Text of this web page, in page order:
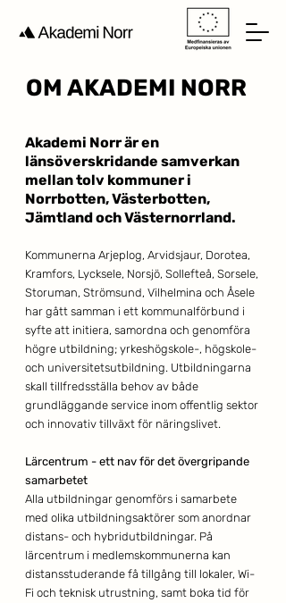
OM AKADEMI NORR
Akademi Norr är en
länsöverskridande samverkan
mellan tolv kommuner i
Norrbotten, Västerbotten,
Jämtland och Västernorrland. ​
Kommunerna Arjeplog, Arvidsjaur, Dorotea,
Kramfors, Lycksele, Norsjö, Sollefteå, Sorsele,
Storuman, Strömsund, Vilhelmina och Åsele
har gått samman i ett kommunalförbund i
syfte att initiera, samordna och genomföra
högre utbildning; yrkeshögskole-, högskole-
och universitetsutbildning. Utbildningarna
skall tillfredsställa behov av både
grundläggande service inom offentlig sektor
och innovativ tillväxt för näringslivet. ​
Lärcentrum - ett nav för det övergripande
samarbetet​
Alla utbildningar genomförs i samarbete
med olika utbildningsaktörer som anordnar
distans- och hybridutbildningar. På
lärcentrum i medlemskommunerna kan
distansstuderande få tillgång till lokaler, Wi-
Fi och teknisk utrustning, samt boka tid för